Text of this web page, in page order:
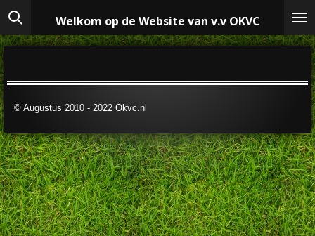
Ga
direct
naar
Welkom op de Website van v.v OKVC
© Augustus 2010 - 2022 Okvc.nl